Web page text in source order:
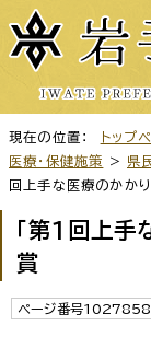
現在の位置： トップ
医療・保健施策
> 県
回上手な医療のかか
「第1回上手
賞
ページ番号1027858